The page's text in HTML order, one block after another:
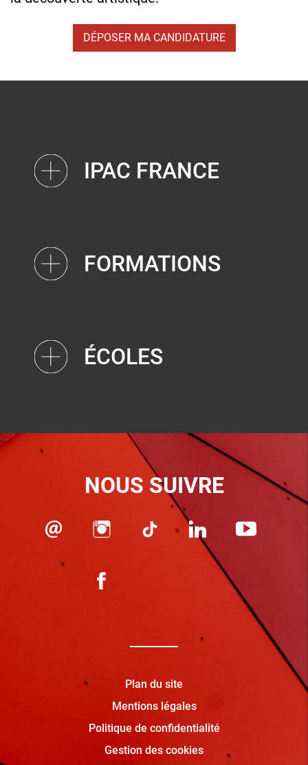
DÉPOSER MA CANDIDATURE
IPAC FRANCE
FORMATIONS
ÉCOLES
NOUS SUIVRE
Plan du site
Mentions légales
Politique de confidentialité
Gestion des cookies